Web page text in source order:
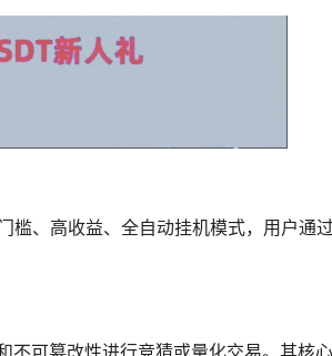
、高收益、全自动挂机模式，用户通
可篡改性进行竞猜或量化交易。其核